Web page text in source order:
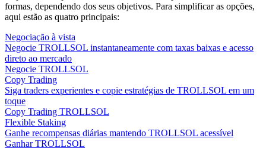
formas, dependendo dos seus objetivos. Para simplificar as opções,
aqui estão as quatro principais:
Negociação à vista
Negocie TROLLSOL instantaneamente com taxas baixas e acesso
direto ao mercado
Negocie TROLLSOL
Copy Trading
Siga traders experientes e copie estratégias de TROLLSOL em um
toque
Copy Trading TROLLSOL
Flexible Staking
Ganhe recompensas diárias mantendo TROLLSOL acessível
Ganhar TROLLSOL